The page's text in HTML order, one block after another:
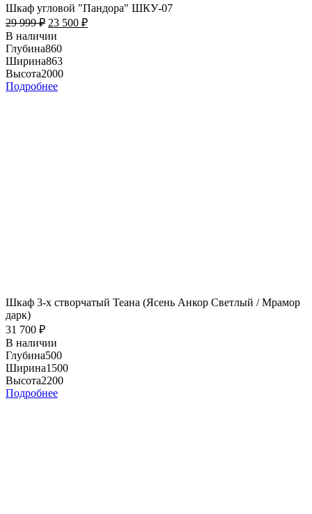
Шкаф угловой "Пандора" ШКУ-07
29 999₽ 23 500 ₽
В наличии
Глубина860
Ширина863
Высота2000
Подробнее
Шкаф 3-х створчатый Теана (Ясень Анкор Светлый / Мрамор
дарк)
31 700 ₽
В наличии
Глубина500
Ширина1500
Высота2200
Подробнее